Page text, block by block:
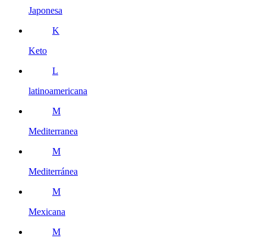
Japonesa
K
Keto
L
latinoamericana
M
Mediterranea
M
Mediterránea
M
Mexicana
M